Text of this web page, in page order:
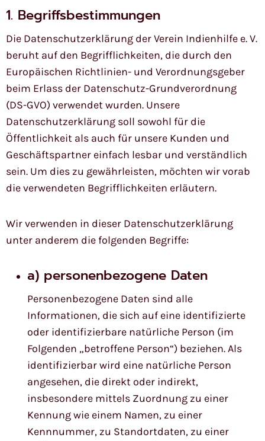
1. Begriffsbestimmungen
Die Datenschutzerklärung der Verein Indienhilfe e. V.
beruht auf den Begrifflichkeiten, die durch den
Europäischen Richtlinien- und Verordnungsgeber
beim Erlass der Datenschutz-Grundverordnung
(DS-GVO) verwendet wurden. Unsere
Datenschutzerklärung soll sowohl für die
Öffentlichkeit als auch für unsere Kunden und
Geschäftspartner einfach lesbar und verständlich
sein. Um dies zu gewährleisten, möchten wir vorab
die verwendeten Begrifflichkeiten erläutern.
Wir verwenden in dieser Datenschutzerklärung
unter anderem die folgenden Begriffe:
a) personenbezogene Daten
Personenbezogene Daten sind alle
Informationen, die sich auf eine identifizierte
oder identifizierbare natürliche Person (im
Folgenden „betroffene Person“) beziehen. Als
identifizierbar wird eine natürliche Person
angesehen, die direkt oder indirekt,
insbesondere mittels Zuordnung zu einer
Kennung wie einem Namen, zu einer
Kennnummer, zu Standortdaten, zu einer